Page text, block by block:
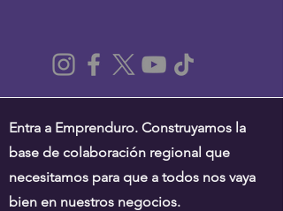
Entra a Emprenduro. Construyamos la
base de colaboración regional que
necesitamos para que a todos nos vaya
bien en nuestros negocios.